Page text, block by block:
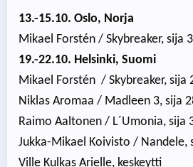
13.-15.10. Oslo, Norja
Mikael Forstén / Skybreaker, sija
19.-22.10. Helsinki, Suomi
Mikael Forstén / Skybreaker, sija
Niklas Aromaa / Madleen 3, sija
Raimo Aaltonen / L´Umonia, sija
Jukka-Mikael Koivisto / Nandele,
Ville Kulkas Arielle, keskeytti